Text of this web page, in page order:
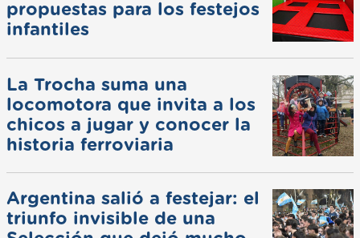
propuestas para los festejos
infantiles
La Trocha suma una
locomotora que invita a los
chicos a jugar y conocer la
historia ferroviaria
Argentina salió a festejar: el
triunfo invisible de una